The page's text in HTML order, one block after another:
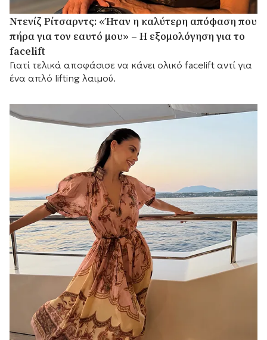
Ντενίζ Ρίτσαρντς: «Ήταν η καλύτερη απόφαση που
πήρα για τον εαυτό μου» – Η εξομολόγηση για το
facelift
Γιατί τελικά αποφάσισε να κάνει ολικό facelift αντί για
ένα απλό lifting λαιμού.